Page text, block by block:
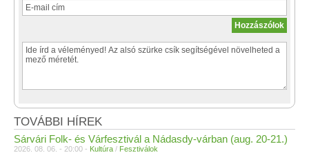
TOVÁBBI HÍREK
Sárvári Folk- és Várfesztivál a Nádasdy-várban (aug. 20-21.)
2026. 08. 06. - 20:00 - Kultúra / Fesztiválok